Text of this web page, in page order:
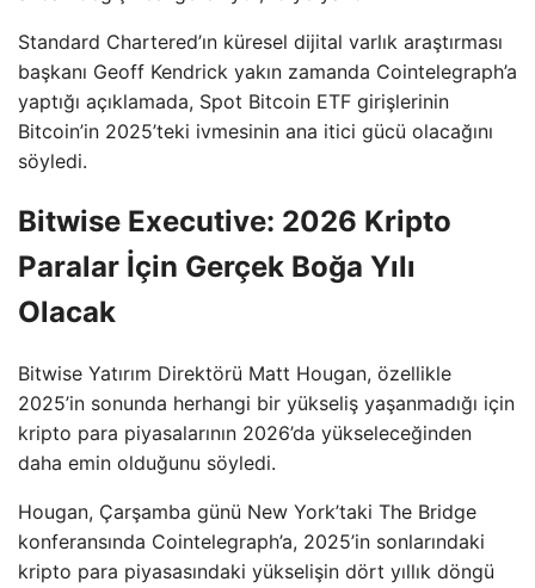
Standard Chartered’ın küresel dijital varlık araştırması
başkanı Geoff Kendrick yakın zamanda Cointelegraph’a
yaptığı açıklamada, Spot Bitcoin ETF girişlerinin
Bitcoin’in 2025’teki ivmesinin ana itici gücü olacağını
söyledi.
Bitwise Executive: 2026 Kripto
Paralar İçin Gerçek Boğa Yılı
Olacak
Bitwise Yatırım Direktörü Matt Hougan, özellikle
2025’in sonunda herhangi bir yükseliş yaşanmadığı için
kripto para piyasalarının 2026’da yükseleceğinden
daha emin olduğunu söyledi.
Hougan, Çarşamba günü New York’taki The Bridge
konferansında Cointelegraph’a, 2025’in sonlarındaki
kripto para piyasasındaki yükselişin dört yıllık döngü